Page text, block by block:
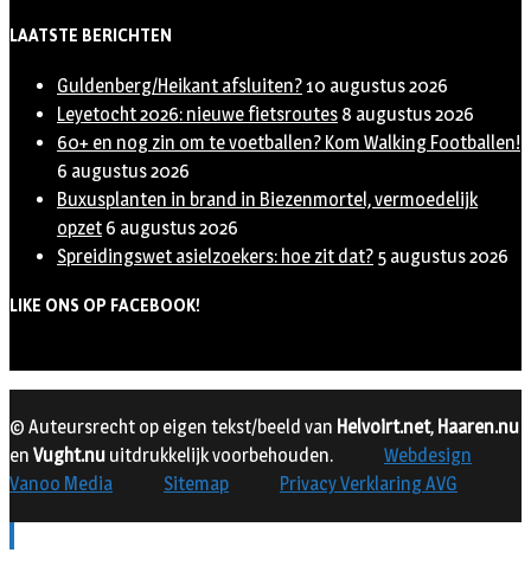
LAATSTE BERICHTEN
Guldenberg/Heikant afsluiten?10 augustus 2026
Leyetocht 2026: nieuwe fietsroutes 8 augustus 2026
60+ en nog zin om te voetballen? Kom Walking Footballen!
6 augustus 2026
Buxusplanten in brand in Biezenmortel, vermoedelijk
opzet 6 augustus 2026
Spreidingswet asielzoekers: hoe zit dat? 5 augustus 2026
LIKE ONS OP FACEBOOK!
© Auteursrecht op eigen tekst/beeld van Helvoirt.net, Haaren.nu
en Vught.nu uitdrukkelijk voorbehouden.
Webdesign
Vanoo Media
Sitemap Privacy Verklaring AVG